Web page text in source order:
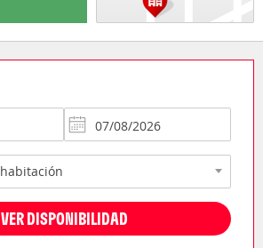
VER DISPONIBILIDAD